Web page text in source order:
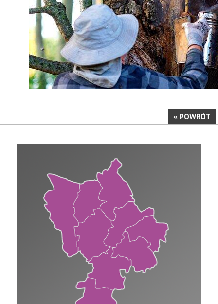
« POWRÓT